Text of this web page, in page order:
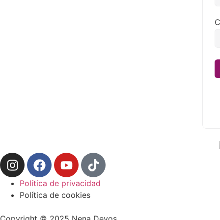
Política de privacidad
Política de cookies